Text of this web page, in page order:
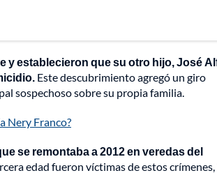
y establecieron que su otro hijo, José
Este descubrimiento agregó un giro
sospechoso sobre su propia familia.
Nery Franco?
se remontaba a 2012 en veredas del
edad fueron víctimas de estos